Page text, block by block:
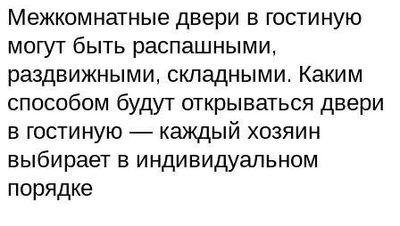
Межкомнатные двери в гостиную
могут быть распашными,
раздвижными, складными. Каким
способом будут открываться двери
в гостиную — каждый хозяин
выбирает в индивидуальном
порядке